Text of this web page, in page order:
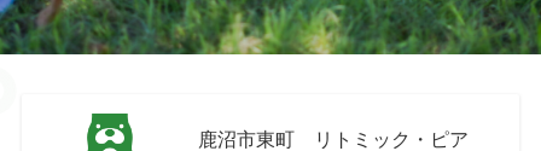
鹿沼市東町 リトミック・ピア